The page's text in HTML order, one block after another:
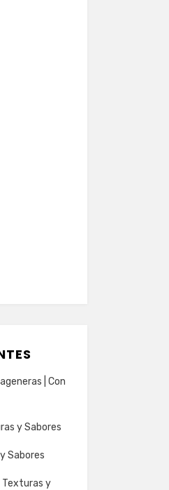
| Con
y Sabores
Sabores
Texturas y